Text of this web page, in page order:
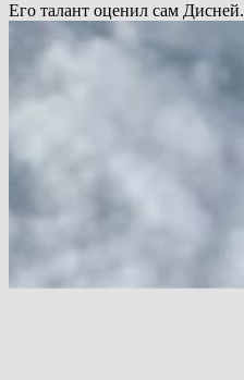
Его талант оценил сам Дисней.